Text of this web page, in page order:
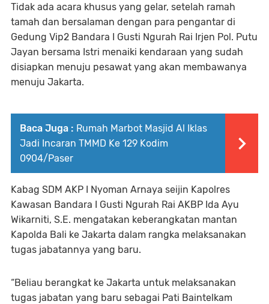
Tidak ada acara khusus yang gelar, setelah ramah
tamah dan bersalaman dengan para pengantar di
Gedung Vip2 Bandara I Gusti Ngurah Rai Irjen Pol. Putu
Jayan bersama Istri menaiki kendaraan yang sudah
disiapkan menuju pesawat yang akan membawanya
menuju Jakarta.
Baca Juga : Rumah Marbot Masjid Al Iklas
Jadi Incaran TMMD Ke 129 Kodim
0904/Paser
Kabag SDM AKP I Nyoman Arnaya seijin Kapolres
Kawasan Bandara I Gusti Ngurah Rai AKBP Ida Ayu
Wikarniti, S.E. mengatakan keberangkatan mantan
Kapolda Bali ke Jakarta dalam rangka melaksanakan
tugas jabatannya yang baru.
“Beliau berangkat ke Jakarta untuk melaksanakan
tugas jabatan yang baru sebagai Pati Baintelkam